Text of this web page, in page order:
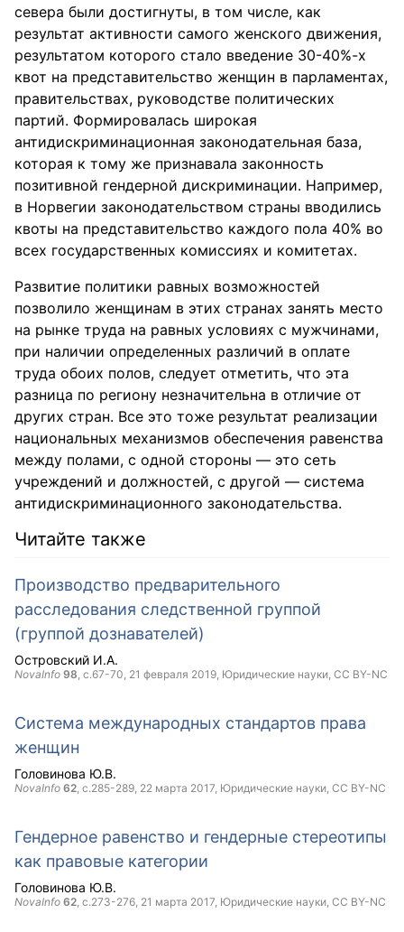
севера были достигнуты, в том числе, как
результат активности самого женского движения,
результатом которого стало введение 30-40%-х
квот на представительство женщин в парламентах,
правительствах, руководстве политических
партий. Формировалась широкая
антидискриминационная законодательная база,
которая к тому же признавала законность
позитивной гендерной дискриминации. Например,
в Норвегии законодательством страны вводились
квоты на представительство каждого пола 40% во
всех государственных комиссиях и комитетах.
Развитие политики равных возможностей
позволило женщинам в этих странах занять место
на рынке труда на равных условиях с мужчинами,
при наличии определенных различий в оплате
труда обоих полов, следует отметить, что эта
разница по региону незначительна в отличие от
других стран. Все это тоже результат реализации
национальных механизмов обеспечения равенства
между полами, с одной стороны — это сеть
учреждений и должностей, с другой — система
антидискриминационного законодательства.
Читайте также
Производство предварительного
расследования следственной группой
(группой дознавателей)
Островский И.А.
NovaInfo 98, с.67-70, 21 февраля 2019, Юридические науки, CC BY-NC
Система международных стандартов права
женщин
Головинова Ю.В.
NovaInfo 62, с.285-289, 22 марта 2017, Юридические науки, CC BY-NC
Гендерное равенство и гендерные стереотипы
как правовые категории
Головинова Ю.В.
NovaInfo 62, с.273-276, 21 марта 2017, Юридические науки, CC BY-NC